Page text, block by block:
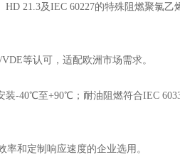
21.3及IEC 60227的特殊阻燃聚氯乙
等认可，适配欧洲市场需求。
-40℃至+90℃；耐油阻燃符合IEC
和定制响应速度的企业选用。